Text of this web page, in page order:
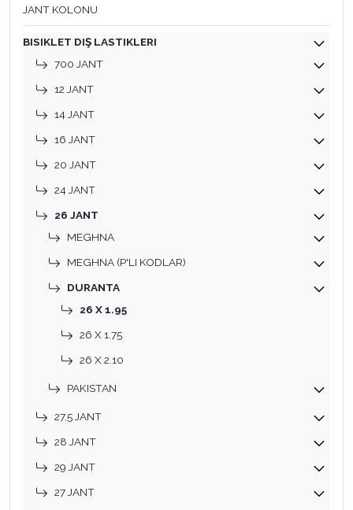
JANT KOLONU
BISIKLET DIŞ LASTIKLERI
700 JANT
12 JANT
14 JANT
16 JANT
20 JANT
24 JANT
26 JANT
MEGHNA
MEGHNA (P'LI KODLAR)
DURANTA
26 X 1.95
26 X 1.75
26 X 2.10
PAKISTAN
27,5 JANT
28 JANT
29 JANT
27 JANT